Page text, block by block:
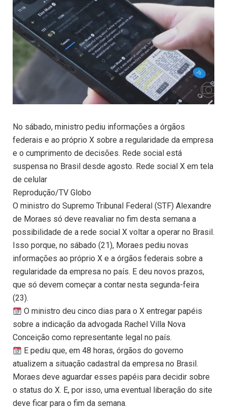
No sábado, ministro pediu informações a órgãos
federais e ao próprio X sobre a regularidade da empresa
e o cumprimento de decisões. Rede social está
suspensa no Brasil desde agosto. Rede social X em tela
de celular
Reprodução/TV Globo
O ministro do Supremo Tribunal Federal (STF) Alexandre
de Moraes só deve reavaliar no fim desta semana a
possibilidade de a rede social X voltar a operar no Brasil.
Isso porque, no sábado (21), Moraes pediu novas
informações ao próprio X e a órgãos federais sobre a
regularidade da empresa no país. E deu novos prazos,
que só devem começar a contar nesta segunda-feira
(23).
O ministro deu cinco dias para o X entregar papéis
sobre a indicação da advogada Rachel Villa Nova
Conceição como representante legal no país.
E pediu que, em 48 horas, órgãos do governo
atualizem a situação cadastral da empresa no Brasil.
Moraes deve aguardar esses papéis para decidir sobre
o status do X. E, por isso, uma eventual liberação do site
deve ficar para o fim da semana.